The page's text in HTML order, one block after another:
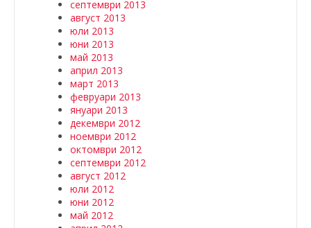
септември 2013
август 2013
юли 2013
юни 2013
май 2013
април 2013
март 2013
февруари 2013
януари 2013
декември 2012
ноември 2012
октомври 2012
септември 2012
август 2012
юли 2012
юни 2012
май 2012